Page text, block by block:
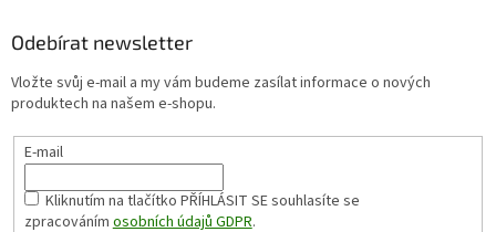
Odebírat newsletter
Vložte svůj e-mail a my vám budeme zasílat informace o nových
produktech na našem e-shopu.
E-mail
Kliknutím na tlačítko PŘÍHLÁSIT SEsouhlasíte se
zpracovánímosobních údajů GDPR.